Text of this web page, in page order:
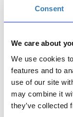
Consent
We care about
We use cookies
features and to
use of our site
may combine it
they’ve collected